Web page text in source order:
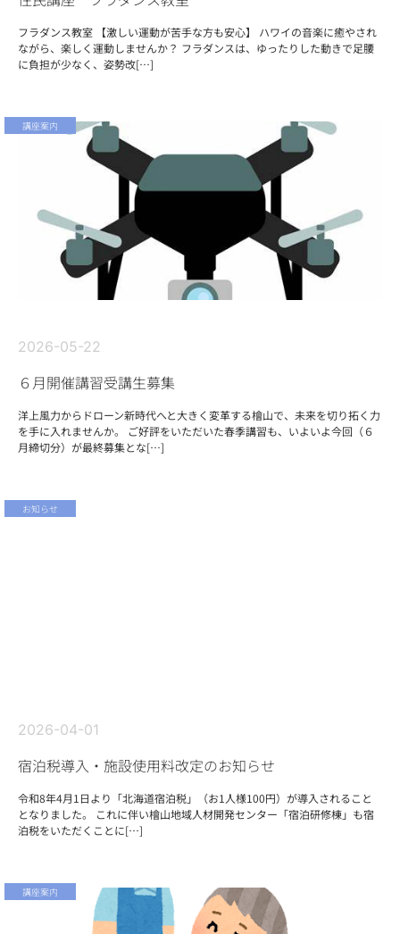
フラダンス教室 【激しい運動が苦手な方も安心】 ハワイの音楽に癒やされ
ながら、楽しく運動しませんか？ フラダンスは、ゆったりした動きで足腰
に負担が少なく、姿勢改[…]
講座案内
2026-05-22
６月開催講習受講生募集
洋上風力からドローン新時代へと大きく変革する檜山で、未来を切り拓く力
を手に入れませんか。 ご好評をいただいた春季講習も、いよいよ今回（６
月締切分）が最終募集とな[…]
お知らせ
2026-04-01
宿泊税導入・施設使用料改定のお知らせ
令和8年4月1日より「北海道宿泊税」（お1人様100円）が導入されること
となりました。 これに伴い檜山地域人材開発センター「宿泊研修棟」も宿
泊税をいただくことに[…]
講座案内